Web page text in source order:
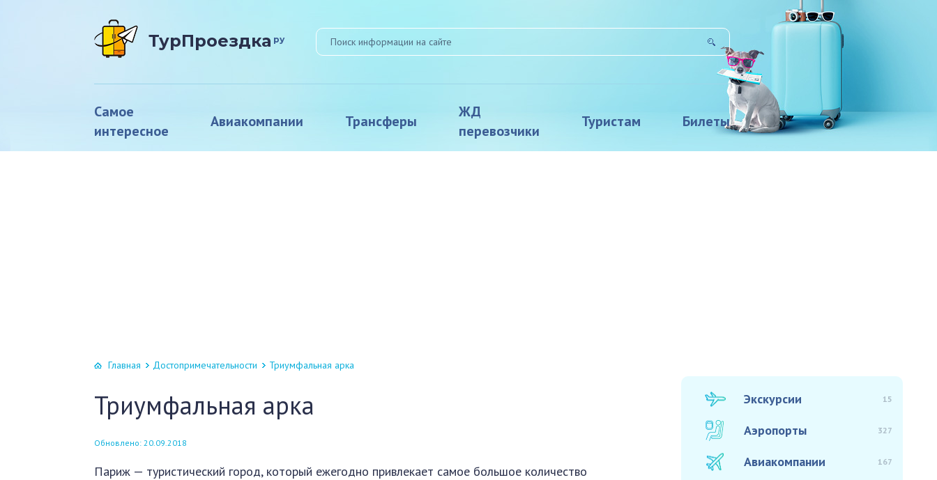
ТурПроездка ру
Самое
интересное
Авиакомпании Трансферы
ЖД
перевозчики
Туристам Билеты
Главная Достопримечательности Триумфальная арка
Триумфальная арка
Обновлено: 20.09.2018
Париж — туристический город, который ежегодно привлекает самое большое количество
Экскурсии 15
Аэропорты 327
Авиакомпании 167